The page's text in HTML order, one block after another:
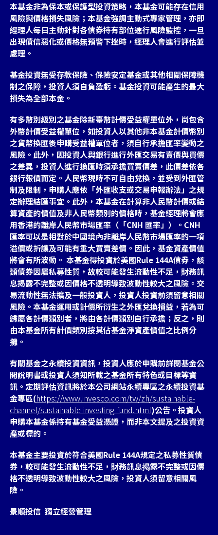
本基金非為保本或保護型投資策略，本基金可能存在信用
風險與價格損失風險；本基金強調主動式專家管理，亦即
經理人每日主動針對各債券持有部位進行風險監控，一旦
出現債信惡化或價格無預警下挫時，經理人會進行評估並
處理。
基金投資無受存款保險、保險安定基金或其他相關保障機
制之保障，投資人須自負盈虧。基金投資可能產生的最大
損失為全部本金。
有多幣別級別之基金除新臺幣計價受益權單位外，尚包含
外幣計價受益權單位，如投資人以其他非本基金計價幣別
之貨幣換匯後申購受益權單位者，須自行承擔匯率變動之
風險。此外，因投資人與銀行進行外匯交易有賣價與買價
之差異，投資人進行換匯時須承擔買賣價差，此價差依各
銀行報價而定。人民幣現時不可自由兌換，並受到外匯管
制及限制，申購人應依「外匯收支或交易申報辦法」之規
定辦理結匯事宜。此外，本基金在計算非人民幣計價或結
算資產的價值及非人民幣類別的價格時，基金經理將會應
用香港的離岸人民幣市場匯率（「CNH 匯率」）。CNH
匯率可以是相對於中國境內非離岸人民幣市場匯率的一項
溢價或折讓及可能有重大買賣差價。因此，基金資產價值
將會有所波動。 本基金得投資於美國Rule 144A債券，該
類債券因屬私募性質，故較可能發生流動性不足，財務訊
息揭露不完整或因價格不透明導致波動性較大之風險。交
易流動性無法擴及一般投資人，投資人投資前須留意相關
風險。本基金運用或計價所衍生之外匯兌換損益，若為可
歸屬各計價類別者，將由各計價類別自行承擔；反之，則
由本基金所有計價類別按其佔基金淨資產價值之比例分
攤。
有關基金之永續投資資訊，投資人應於申購前詳閱基金公
開說明書或投資人須知所載之基金所有特色或目標等資
訊。定期評估資訊將於本公司網站永續專區之永續投資基
金專區(https://www.invesco.com/tw/zh/sustainable-
channel/sustainable-investing-fund.html)公告。投資人
申購本基金係持有基金受益憑證，而非本文提及之投資資
產或標的。
本基金主要投資於符合美國Rule 144A規定之私募性質債
券，較可能發生流動性不足，財務訊息掲露不完整或因價
格不透明導致波動性較大之風險，投資人須留意相關風
險。
景順投信 獨立經營管理